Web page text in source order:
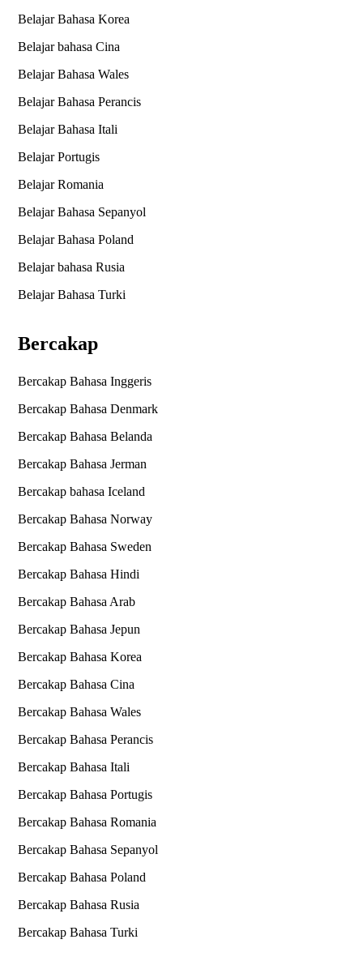
Belajar Bahasa Korea
Belajar bahasa Cina
Belajar Bahasa Wales
Belajar Bahasa Perancis
Belajar Bahasa Itali
Belajar Portugis
Belajar Romania
Belajar Bahasa Sepanyol
Belajar Bahasa Poland
Belajar bahasa Rusia
Belajar Bahasa Turki
Bercakap
Bercakap Bahasa Inggeris
Bercakap Bahasa Denmark
Bercakap Bahasa Belanda
Bercakap Bahasa Jerman
Bercakap bahasa Iceland
Bercakap Bahasa Norway
Bercakap Bahasa Sweden
Bercakap Bahasa Hindi
Bercakap Bahasa Arab
Bercakap Bahasa Jepun
Bercakap Bahasa Korea
Bercakap Bahasa Cina
Bercakap Bahasa Wales
Bercakap Bahasa Perancis
Bercakap Bahasa Itali
Bercakap Bahasa Portugis
Bercakap Bahasa Romania
Bercakap Bahasa Sepanyol
Bercakap Bahasa Poland
Bercakap Bahasa Rusia
Bercakap Bahasa Turki